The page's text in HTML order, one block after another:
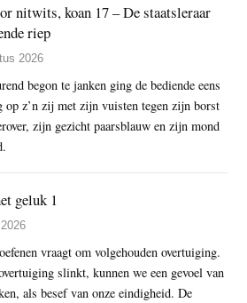
nitwits, koan 17 – De staatsleraar
riep
2026
begon te janken ging de bediende eens
op z’n zij met zijn vuisten tegen zijn borst
zijn gezicht paarsblauw en zijn mond
geluk 1
vraagt om volgehouden overtuiging.
slinkt, kunnen we een gevoel van
als besef van onze eindigheid. De